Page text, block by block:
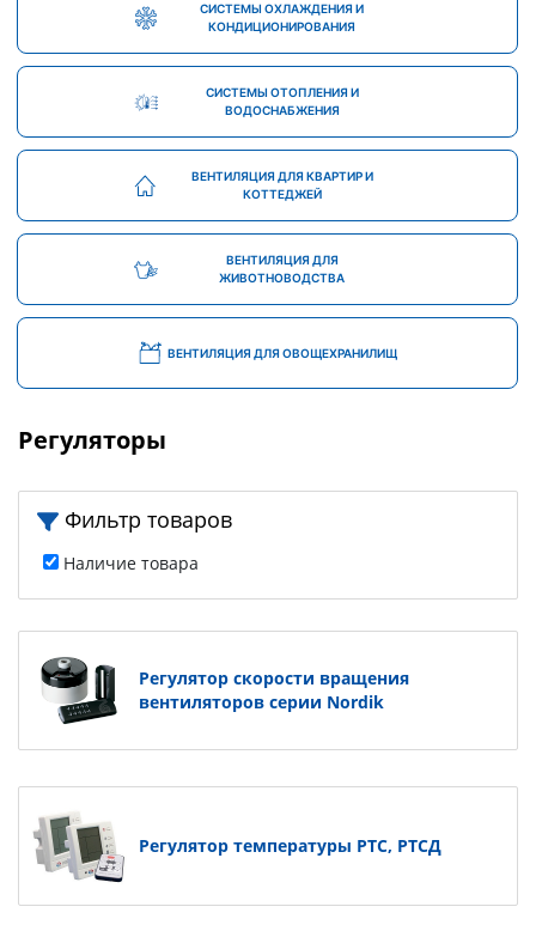
СИСТЕМЫ ОХЛАЖДЕНИЯ И
КОНДИЦИОНИРОВАНИЯ
СИСТЕМЫ ОТОПЛЕНИЯ И
ВОДОСНАБЖЕНИЯ
ВЕНТИЛЯЦИЯ ДЛЯ КВАРТИР И
КОТТЕДЖЕЙ
ВЕНТИЛЯЦИЯ ДЛЯ
ЖИВОТНОВОДСТВА
ВЕНТИЛЯЦИЯ ДЛЯ ОВОЩЕХРАНИЛИЩ
Регуляторы
Фильтр товаров
Наличие товара
Регулятор скорости вращения
вентиляторов серии Nordik
Регулятор температуры РТС, РТСД